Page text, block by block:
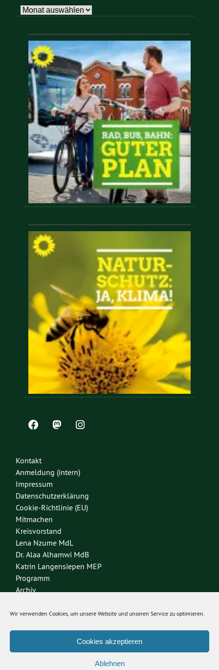
Wir verwenden Cookies, um unsere Website und unseren Service zu optimieren.
Cookies akzeptieren
Ablehnen
Archiv
Kontakt
Anmeldung (intern)
Impressum
Datenschutzerklärung
Cookie-Richtlinie (EU)
Mitmachen
Kreisvorstand
Lena Nzume MdL
Dr. Alaa Alhamwi MdB
Katrin Langensiepen MEP
Programm
Archiv
Bundesverband
Bundestagsfraktion
Böll Stiftung